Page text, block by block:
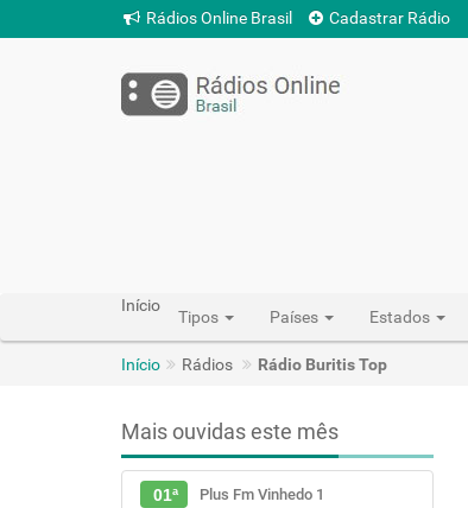
Rádios Online Brasil Cadastrar Rádio
Início
Tipos Países Estados
Início Rádios Rádio Buritis Top
Mais ouvidas este mês
01ª
Plus Fm Vinhedo 1